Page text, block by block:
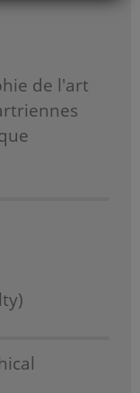
de l'art